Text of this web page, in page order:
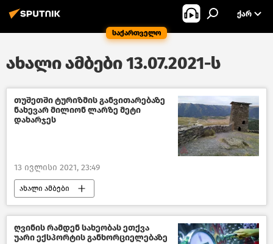
საქართველო
ᲥᲐᲠ
ახალი ამბები 13.07.2021-ს
თუშეთში ტურიზმის განვითარებაზე
ნახევარ მილიონ ლარზე მეტი
დახარჯეს
13 ივლისი 2021, 23:49
ახალი ამბები
ტურიზმი საქართველოში
ღვინის რამდენ სახეობას ეთქვა
უარი ექსპორტის განხორციელებაზე